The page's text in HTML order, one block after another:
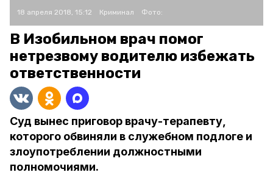
18 апреля 2018, 15:12 Криминал Фото:
В Изобильном врач помог
нетрезвому водителю избежать
ответственности
Суд вынес приговор врачу-терапевту,
которого обвиняли в служебном подлоге и
злоупотреблении должностными
полномочиями.